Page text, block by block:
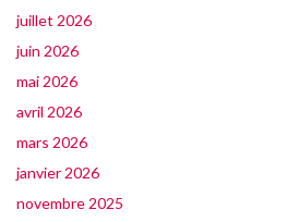
juillet 2026
juin 2026
mai 2026
avril 2026
mars 2026
janvier 2026
novembre 2025